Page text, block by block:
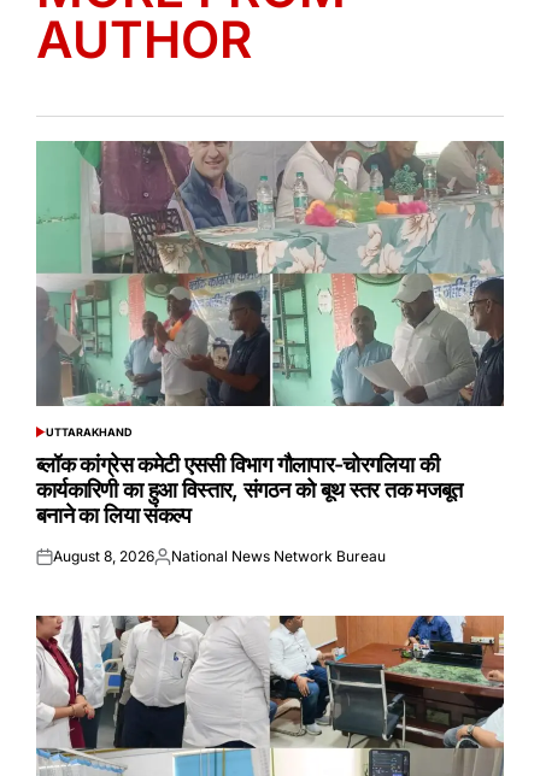
AUTHOR
POSTED
UTTARAKHAND
ब्लॉक कांग्रेस कमेटी एससी विभाग गौलापार-चोरगलिया की
कार्यकारिणी का हुआ विस्तार, संगठन को बूथ स्तर तक मजबूत
बनाने का लिया संकल्प
Posted
August 8, 2026Posted
National News Network Bureau